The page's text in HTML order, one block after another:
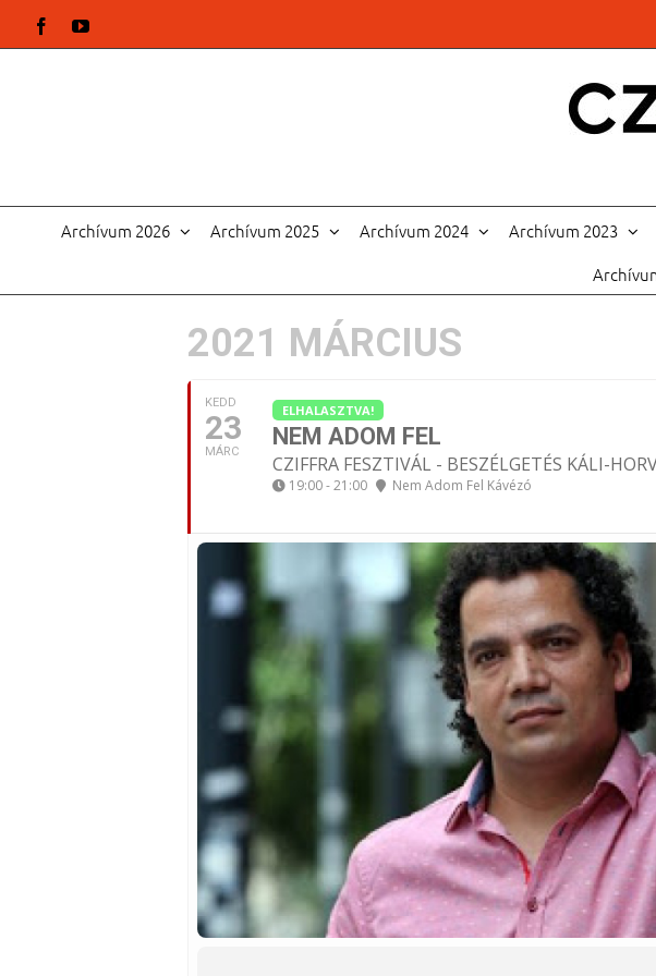
Kihagyás FacebookYouTube
Archívum 2026 Archívum 2025 Archívum 2024 Archívum 2023
2021 MÁRCIUS
KEDD
23
MÁRC
ELHALASZTVA!
NEM ADOM FEL
CZIFFRA FESZTIVÁL - BESZÉLGETÉS KÁLI-
19:00 - 21:00 Nem Adom Fel Kávézó